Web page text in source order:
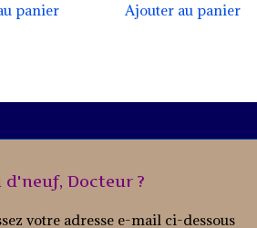
panier Ajouter au panier
d'neuf, Docteur ?
votre adresse e-mail ci-dessous